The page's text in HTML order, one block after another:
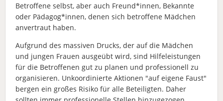
Betroffene selbst, aber auch Freund*innen, Bekannte
oder Pädagog*innen, denen sich betroffene Mädchen
anvertraut haben.
Aufgrund des massiven Drucks, der auf die Mädchen
und jungen Frauen ausgeübt wird, sind Hilfeleistungen
für die Betroffenen gut zu planen und professionell zu
organisieren. Unkoordinierte Aktionen "auf eigene Faust"
bergen ein großes Risiko für alle Beteiligten. Daher